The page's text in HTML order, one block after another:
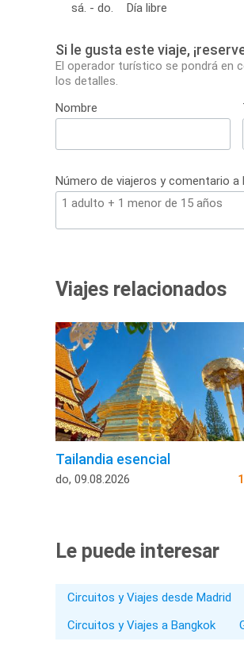
sá. - do.
Día libre
Si le gusta este viaje,
El operador turístico se pondrá en
los detalles.
Nombre
Número de viajeros y comentario
Viajes relacionados
Tailandia esencial
do, 09.08.2026
Le puede interesar
Circuitos y Viajes desde Madrid
Circuitos y Viajes a Bangkok